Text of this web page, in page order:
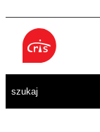
Przejdź
treści
Aktualności
Szukaj